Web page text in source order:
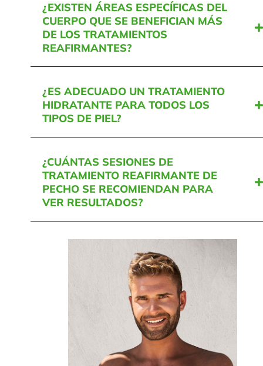
¿EXISTEN ÁREAS ESPECÍFICAS DEL
CUERPO QUE SE BENEFICIAN MÁS
DE LOS TRATAMIENTOS
REAFIRMANTES?
¿ES ADECUADO UN TRATAMIENTO
HIDRATANTE PARA TODOS LOS
TIPOS DE PIEL?
¿CUÁNTAS SESIONES DE
TRATAMIENTO REAFIRMANTE DE
PECHO SE RECOMIENDAN PARA
VER RESULTADOS?